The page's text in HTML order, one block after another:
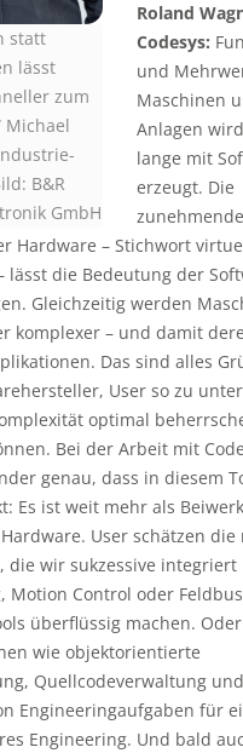
statt
lässt
zum
Michael
B&R
GmbH
Roland
Codesys:
und
Maschinen
Anlagen
lange mit
erzeugt. Die
zunehmende
Hardware – Stichwort
lässt die Bedeutung der
Gleichzeitig werden
komplexer – und damit
Das sind alles
User so zu
optimal
Bei der Arbeit mit
genau, dass in diesem
Es ist weit mehr als
User schätzen die
die wir sukzessive integriert
Motion Control oder
überflüssig machen. Oder
wie objektorientierte
Quellcodeverwaltung
Engineeringaufgaben für
Engineering. Und bald